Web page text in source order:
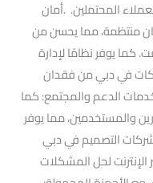
المحتملين. .أمان
منتظمة، مما يحسن من
كما يوفر نظامًا لإدارة
في دبي من فقدان
.خدمات الدعم والمجتمع: كما
والمستخدمين، مما يوفر
التصميم في دبي
الإنترنت لحل المشكلات